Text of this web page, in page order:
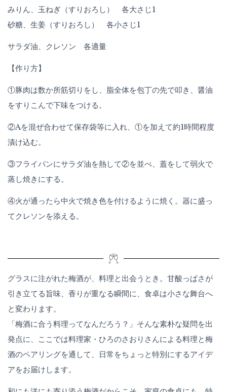
みりん、玉ねぎ（すりおろし） 各大さじ1
砂糖、生姜（すりおろし） 各小さじ1
サラダ油、クレソン 各適量
【作り方】
①豚肉は数か所筋切りをし、脂全体を包丁の先で叩き、醤油
をすりこんで下味をつける。
②Aを混ぜ合わせて保存袋等に入れ、①を加えて約1時間程度
漬け込む。
③フライパンにサラダ油を熱して②を並べ、蓋をして弱火で
蒸し焼きにする。
④火が通ったら中火で焼き色を付けるように焼く。器に盛っ
てクレソンを添える。
グラスに注がれた梅酒が、料理と出会うとき。甘酸っぱさが
引き立てる旨味、香りが重なる瞬間に、食卓は小さな舞台へ
と変わります。
「梅酒に合う料理ってなんだろう？」そんな素朴な疑問を出
発点に、ここでは料理家・ひろのさおりさんによる料理と梅
酒のペアリングを通して、日常をちょっと特別にするアイデ
アをお届けします。